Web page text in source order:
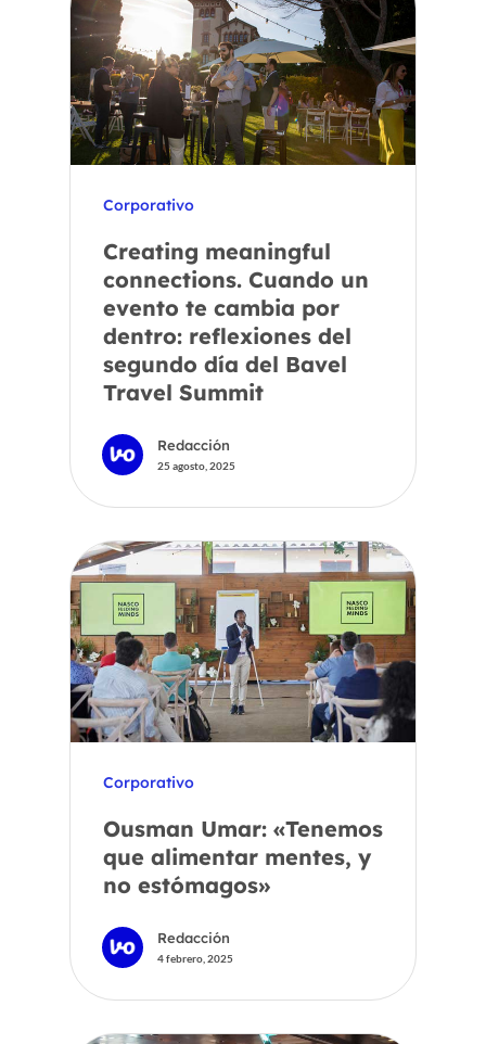
Corporativo
Creating meaningful
connections. Cuando un
evento te cambia por
dentro: reflexiones del
segundo día del Bavel
Travel Summit
Redacción
25 agosto, 2025
Corporativo
Ousman Umar: «Tenemos
que alimentar mentes, y
no estómagos»
Redacción
4 febrero, 2025